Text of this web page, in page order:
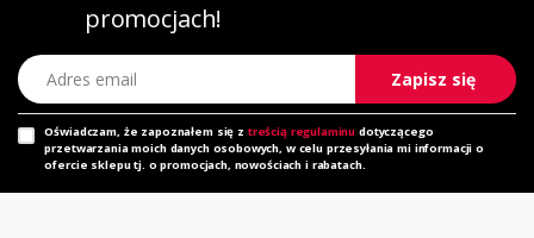
promocjach!
Adres email
Zapisz się
Oświadczam, że zapoznałem się z treścią regulaminu dotyczącego
przetwarzania moich danych osobowych, w celu przesyłania mi informacji o
ofercie sklepu tj. o promocjach, nowościach i rabatach.